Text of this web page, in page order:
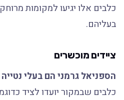
כלבים אלו יגיעו למקומות
בעליהם.
ציידים מוכשרים
הספניאל גרמני הם בעלי
כלבים שבמקור יועדו לציד